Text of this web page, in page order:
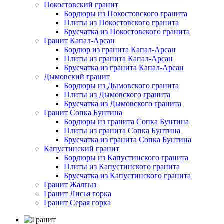
Покостовский гранит
Бордюры из Покостовского гранита
Плиты из Покостовского гранита
Брусчатка из Покостовского гранита
Гранит Капал-Арсан
Бордюр из гранита Капал-Арсан
Плиты из гранита Капал-Арсан
Брусчатка из гранита Капал-Арсан
Дымовский гранит
Бордюры из Дымовского гранита
Плиты из Дымовского гранита
Брусчатка из Дымовского гранита
Гранит Сопка Бунтина
Бордюры из гранита Сопка Бунтина
Плиты из гранита Сопка Бунтина
Брусчатка из гранита Сопка Бунтина
Капустинский гранит
Бордюры из Капустинского гранита
Плиты из Капустинского гранита
Брусчатка из Капустинского гранита
Гранит Жалгыз
Гранит Лисья горка
Гранит Серая горка